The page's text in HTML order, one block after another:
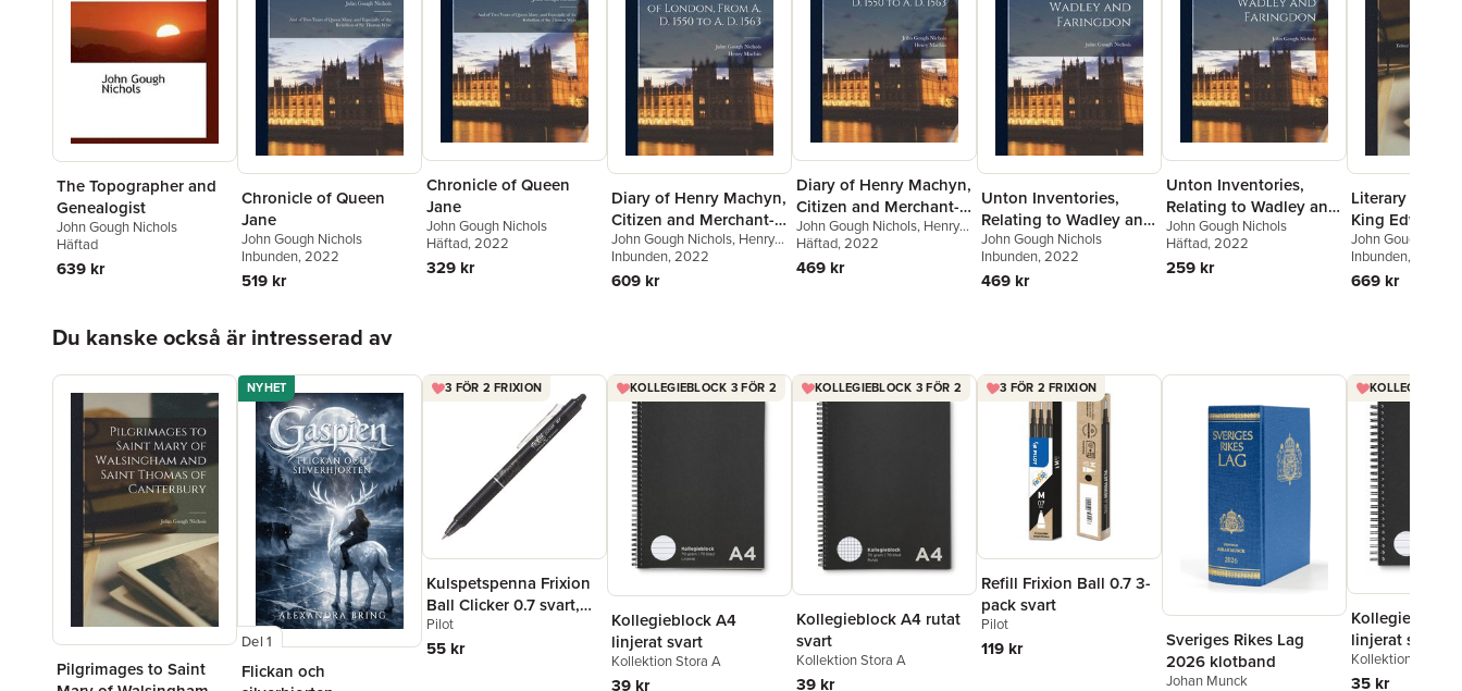
The Topographer and
Genealogist
John Gough Nichols
Häftad
639 kr
Chronicle of Queen
Jane
John Gough Nichols
Inbunden, 2022
519 kr
Chronicle of Queen
Jane
John Gough Nichols
Häftad, 2022
329 kr
Diary of Henry Machyn,
Citizen and Merchant-
taylor of London, From
A. D. 1550 to A. D. 1563
John Gough Nichols, Henry
Machin
Inbunden, 2022
609 kr
Diary of Henry Machyn,
Citizen and Merchant-
taylor of London, From
A. D. 1550 to A. D. 1563
John Gough Nichols, Henry
Machin
Häftad, 2022
469 kr
Unton Inventories,
Relating to Wadley and
Faringdon
John Gough Nichols
Inbunden, 2022
469 kr
Unton Inventories,
Relating to Wadley and
Faringdon
John Gough Nichols
Häftad, 2022
259 kr
Literary
King Edward
John Gough
Roxburghe Club
Inbunden, 2022
669 kr
Du kanske också är intresserad av
Pilgrimages to Saint
NYHET
Del 1
Flickan och
3 FÖR 2 FRIXION
Kulspetspenna Frixion
Ball Clicker 0.7 svart,
raderbar
Pilot
55 kr
KOLLEGIEBLOCK 3 FÖR 2
Kollegieblock A4
linjerat svart
Kollektion Stora A
39 kr
KOLLEGIEBLOCK 3 FÖR 2
Kollegieblock A4 rutat
svart
Kollektion Stora A
39 kr
3 FÖR 2 FRIXION
Refill Frixion Ball 0.7 3-
pack svart
Pilot
119 kr
Sveriges Rikes Lag
2026 klotband
Johan Munck
Kollegieblock
linjerat svart
Kollektion Stora A
35 kr